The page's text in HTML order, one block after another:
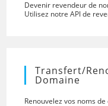
Devenir revendeur de
Utilisez notre API de
Transfert/
Domaine
Renouvelez vos noms